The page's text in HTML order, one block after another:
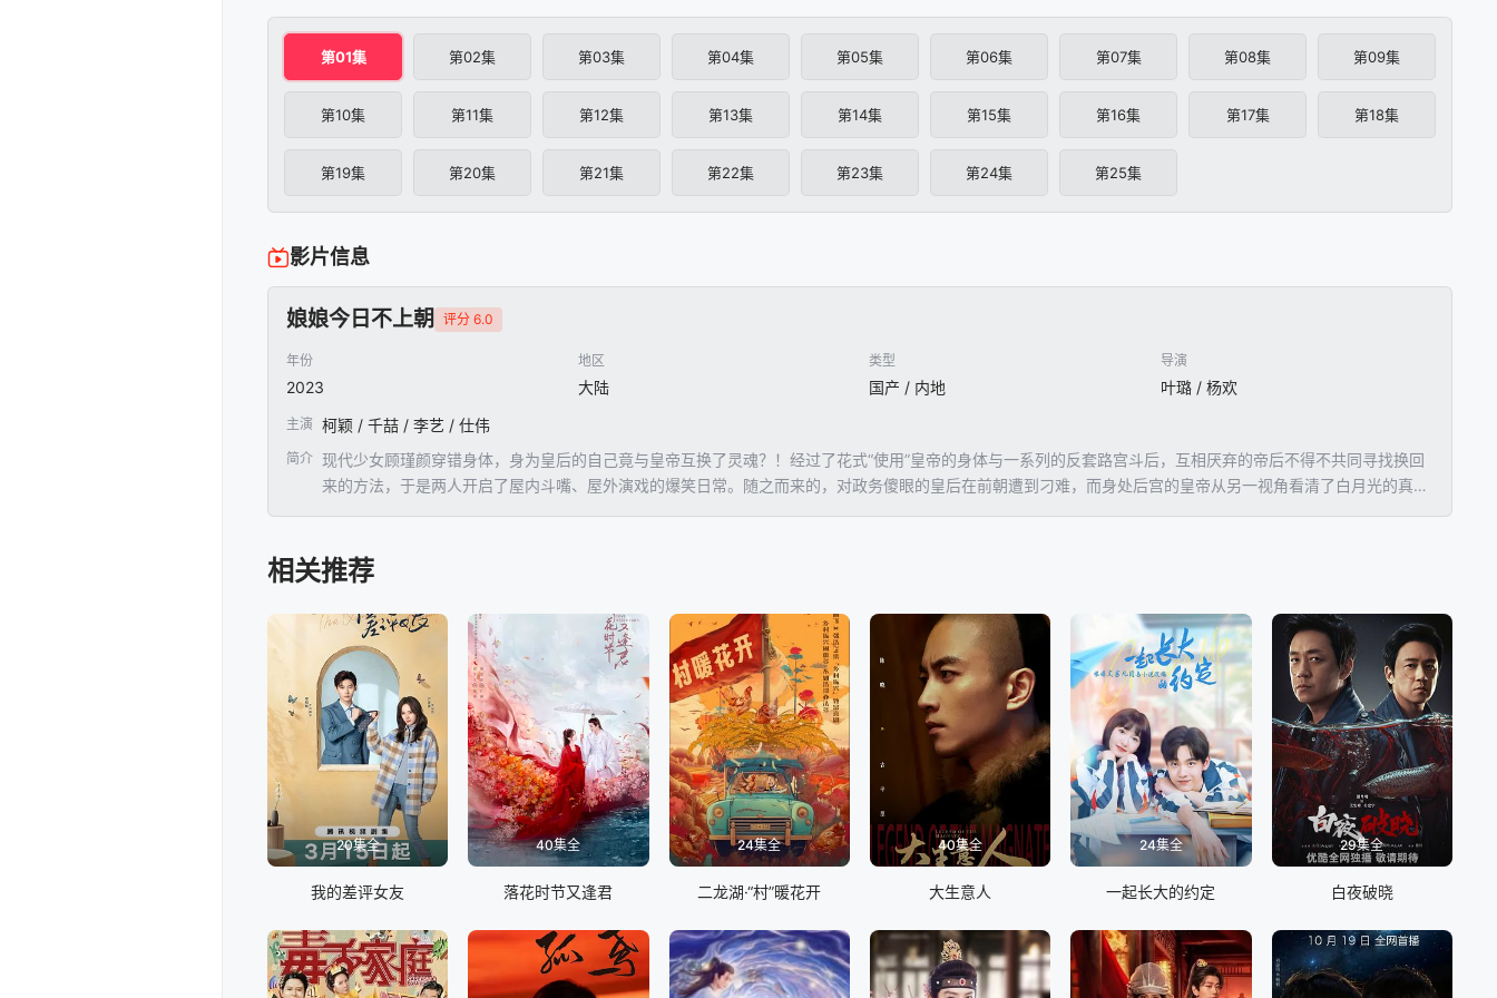
第01集 第02集 第03集 第04集 第05集 第06集 第07集 第08集 第09集
第10集 第11集 第12集 第13集 第14集 第15集 第16集 第17集 第18集
第19集 第20集 第21集 第22集 第23集 第24集 第25集
影片信息
娘娘今日不上朝 评分 6.0
年份
2023
地区
大陆
类型
国产 / 内地
导演
叶璐 / 杨欢
主演 柯颖 / 千喆 / 李艺 / 仕伟
简介 现代少女顾瑾颜穿错身体，身为皇后的自己竟与皇帝互换了灵魂？！经过了花式“使用”皇帝的身体与一系列的反套路宫斗后，互相厌弃的帝后不得不共同寻找换回
来的方法，于是两人开启了屋内斗嘴、屋外演戏的爆笑日常。随之而来的，对政务傻眼的皇后在前朝遭到刁难，而身处后宫的皇帝从另一视角看清了白月光的真面
相关推荐
20集全
我的差评女友
40集全
落花时节又逢君
24集全
二龙湖·“村”暖花开
40集全
大生意人
24集全
一起长大的约定
29集全
白夜破晓